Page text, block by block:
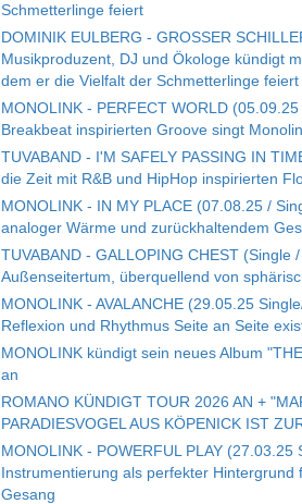
Schmetterlinge feiert
DOMINIK EULBERG - GROSSER
Musikproduzent, DJ und Ökologe kündigt
dem er die Vielfalt der Schmetterlinge feiert
MONOLINK - PERFECT WORLD
Breakbeat inspirierten Groove singt
TUVABAND - I'M SAFELY PASSING IN
die Zeit mit R&B und HipHop inspirierten
MONOLINK - IN MY PLACE (07.08.25 /
analoger Wärme und zurückhaltendem
TUVABAND - GALLOPING CHEST
Außenseitertum, überquellend von
MONOLINK - AVALANCHE (29.05.25
Reflexion und Rhythmus Seite an Seite
MONOLINK kündigt sein neues Album
an
ROMANO KÜNDIGT TOUR 2026 AN +
PARADIESVOGEL AUS KÖPENICK IST
MONOLINK - POWERFUL PLAY
Instrumentierung als perfekter
Gesang